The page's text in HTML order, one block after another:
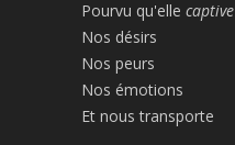
Pourvu qu'elle captive
Nos désirs
Nos peurs
Nos émotions
Et nous transporte